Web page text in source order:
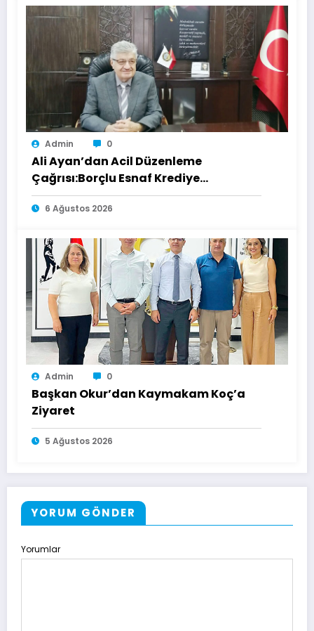
Admin 0
Ali Ayan’dan Acil Düzenleme
Çağrısı:Borçlu Esnaf Krediye
Ulaşamıyor
6 Ağustos 2026
Admin 0
Başkan Okur’dan Kaymakam Koç’a
Ziyaret
5 Ağustos 2026
YORUM GÖNDER
Yorumlar